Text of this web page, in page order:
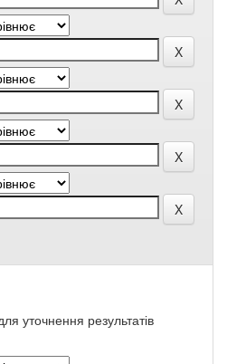
уточнення результатів